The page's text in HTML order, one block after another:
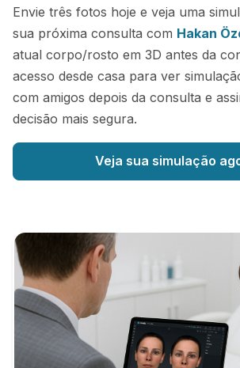
Envie três fotos hoje e veja uma
sua próxima consulta com Hakan
atual corpo/rosto em 3D antes da
acesso desde casa para ver
com amigos depois da consulta e
decisão mais segura.
Veja sua simulação